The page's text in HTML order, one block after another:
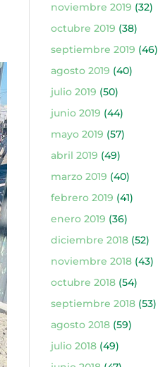
noviembre 2019 (32)
octubre 2019 (38)
septiembre 2019 (46)
agosto 2019 (40)
julio 2019 (50)
junio 2019 (44)
mayo 2019 (57)
abril 2019 (49)
marzo 2019 (40)
febrero 2019 (41)
enero 2019 (36)
diciembre 2018(52)
noviembre 2018(43)
octubre 2018(54)
septiembre 2018(53)
agosto 2018(59)
julio 2018(49)